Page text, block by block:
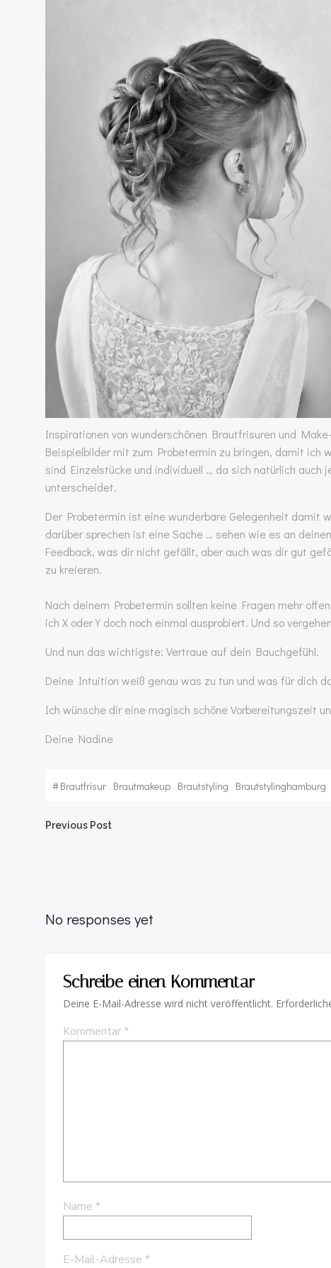
Inspirationen von wunderschönen Brautfrisuren und
Beispielbilder mit zum Probetermin zu bringen, damit ich
sind Einzelstücke und individuell … da sich natürlich
unterscheidet.
Der Probetermin ist eine wunderbare Gelegenheit damit
darüber sprechen ist eine Sache … sehen wie es an
Feedback, was dir nicht gefällt, aber auch was dir gut
zu kreieren.
Nach deinem Probetermin sollten keine Fragen mehr
ich X oder Y doch noch einmal ausprobiert. Und so
Und nun das wichtigste: Vertraue auf dein Bauchgefühl.
Deine Intuition weiß genau was zu tun und was für dich
Ich wünsche dir eine magisch schöne Vorbereitungszeit
Deine Nadine
#Brautfrisur Brautmakeup Brautstyling Brautstylinghamburg
Post
Previous Post
No responses yet
Schreibe einen Kommentar
Deine E-Mail-Adresse wird nicht veröffentlicht.
Kommentar*
Name *
E-Mail-Adresse *